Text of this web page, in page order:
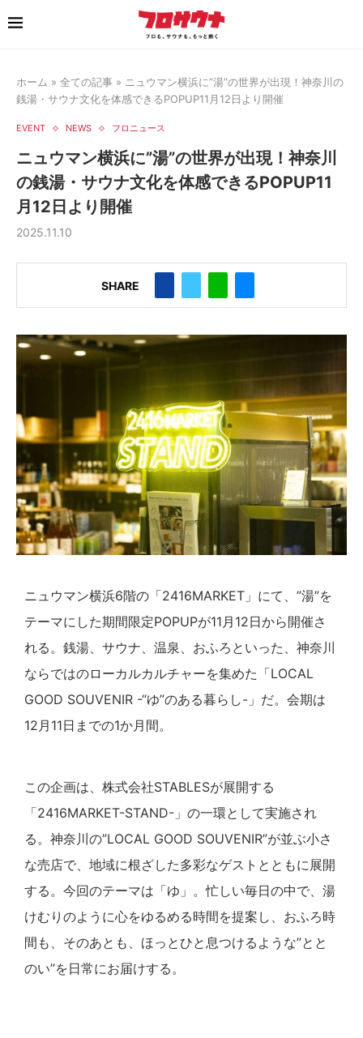
ホーム » 全ての記事 » ニュウマン横浜に”湯”の世界が出現！神奈川の
銭湯・サウナ文化を体感できるPOPUP11月12日より開催
EVENT NEWS フロニュース
ニュウマン横浜に”湯”の世界が出現！神奈川
の銭湯・サウナ文化を体感できるPOPUP11
月12日より開催
2025.11.10
SHARE
ニュウマン横浜6階の「2416MARKET」にて、”湯”を
テーマにした期間限定POPUPが11月12日から開催さ
れる。銭湯、サウナ、温泉、おふろといった、神奈川
ならではのローカルカルチャーを集めた「LOCAL
GOOD SOUVENIR -“ゆ”のある暮らし-」だ。会期は
12月11日までの1か月間。
この企画は、株式会社STABLESが展開する
「2416MARKET-STAND-」の一環として実施され
る。神奈川の”LOCAL GOOD SOUVENIR”が並ぶ小さ
な売店で、地域に根ざした多彩なゲストとともに展開
する。今回のテーマは「ゆ」。忙しい毎日の中で、湯
けむりのように心をゆるめる時間を提案し、おふろ時
間も、そのあとも、ほっとひと息つけるような”とと
のい”を日常にお届けする。